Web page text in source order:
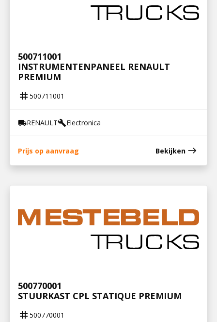
500711001
INSTRUMENTENPANEEL RENAULT
PREMIUM
tag 500711001
local_shippingRENAULTbuildElectronica
Prijs op aanvraag Bekijken east
500770001
STUURKAST CPL STATIQUE PREMIUM
tag 500770001